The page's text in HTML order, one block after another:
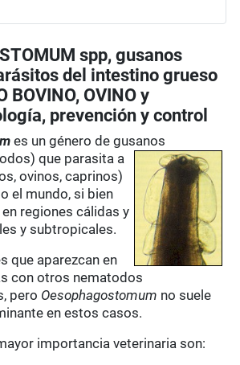
spp, gusanos
del intestino grueso
BOVINO, OVINO y
prevención y control
es un género de gusanos
que parasita a
ovinos, caprinos)
el mundo, si bien
regiones cálidas y
y subtropicales.
que aparezcan en
con otros nematodos
pero Oesophagostomum no suele
en estos casos.
importancia veterinaria son: